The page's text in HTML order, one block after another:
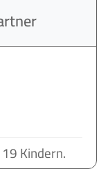
Kindern.